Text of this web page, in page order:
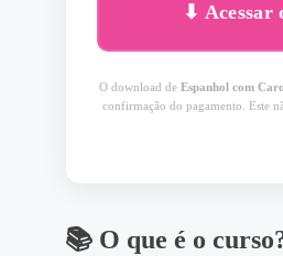
⬇ Acessar
O download de Espanhol com
confirmação do pagamento. Este
📚 O que é o